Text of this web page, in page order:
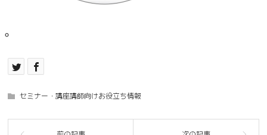
セミナー・講座講師向けお役立ち情報